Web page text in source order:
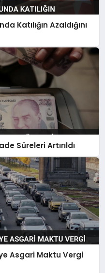
Katılığın Azaldığını
Süreleri Artırıldı
Asgari Maktu Vergi